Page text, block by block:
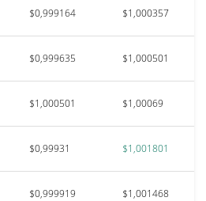
$0,999164 $1,000357
$0,999635 $1,000501
$1,000501 $1,00069
$0,99931 $1,001801
$0,999919 $1,001468